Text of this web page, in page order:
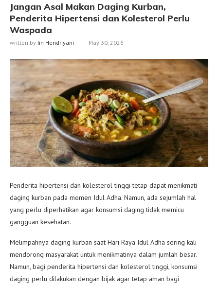
Jangan Asal Makan Daging Kurban,
Penderita Hipertensi dan Kolesterol Perlu
Waspada
written by Iin Hendriyani May 30, 2026
Penderita hipertensi dan kolesterol tinggi tetap dapat menikmati
daging kurban pada momen Idul Adha. Namun, ada sejumlah hal
yang perlu diperhatikan agar konsumsi daging tidak memicu
gangguan kesehatan.
Melimpahnya daging kurban saat Hari Raya Idul Adha sering kali
mendorong masyarakat untuk menikmatinya dalam jumlah besar.
Namun, bagi penderita hipertensi dan kolesterol tinggi, konsumsi
daging perlu dilakukan dengan bijak agar tetap aman bagi